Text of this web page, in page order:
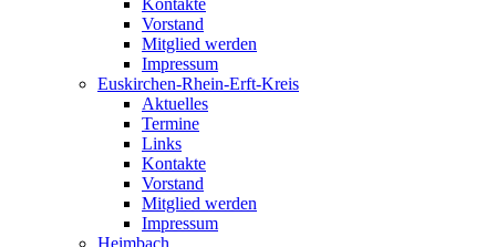
Kontakte
Vorstand
Mitglied werden
Impressum
Euskirchen-Rhein-Erft-Kreis
Aktuelles
Termine
Links
Kontakte
Vorstand
Mitglied werden
Impressum
Heimbach